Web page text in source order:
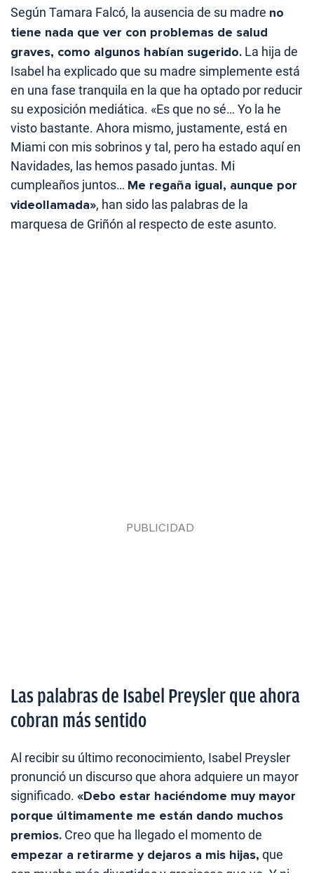
Según Tamara Falcó, la ausencia de su madre no
tiene nada que ver con problemas de salud
graves, como algunos habían sugerido. La hija de
Isabel ha explicado que su madre simplemente está
en una fase tranquila en la que ha optado por reducir
su exposición mediática. «Es que no sé… Yo la he
visto bastante. Ahora mismo, justamente, está en
Miami con mis sobrinos y tal, pero ha estado aquí en
Navidades, las hemos pasado juntas. Mi
cumpleaños juntos… Me regaña igual, aunque por
videollamada», han sido las palabras de la
marquesa de Griñón al respecto de este asunto.
Las palabras de Isabel Preysler que ahora
cobran más sentido
Al recibir su último reconocimiento, Isabel Preysler
pronunció un discurso que ahora adquiere un mayor
significado. «Debo estar haciéndome muy mayor
porque últimamente me están dando muchos
premios. Creo que ha llegado el momento de
empezar a retirarme y dejaros a mis hijas, que